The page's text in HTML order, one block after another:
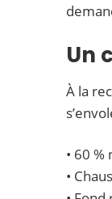
Un
À la
• 60
•